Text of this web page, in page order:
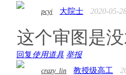
pcyi 大院士 2020-05-
这个审图是
回复使用道具 举报
crazy_lin 教授级高工